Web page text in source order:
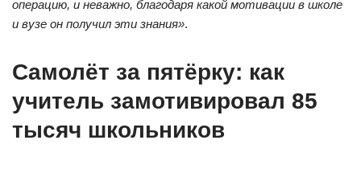
операцию, и неважно, благодаря какой мотивации в школе
и вузе он получил эти знания».
Самолёт за пятёрку: как
учитель замотивировал 85
тысяч школьников